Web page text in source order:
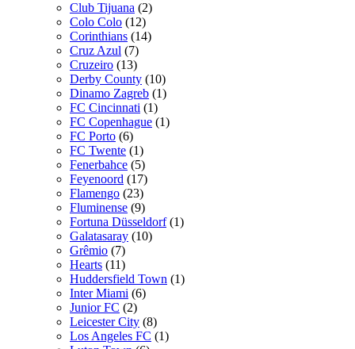
Club Tijuana (2)
Colo Colo (12)
Corinthians (14)
Cruz Azul (7)
Cruzeiro (13)
Derby County (10)
Dinamo Zagreb (1)
FC Cincinnati (1)
FC Copenhague (1)
FC Porto (6)
FC Twente (1)
Fenerbahce (5)
Feyenoord (17)
Flamengo (23)
Fluminense (9)
Fortuna Düsseldorf (1)
Galatasaray (10)
Grêmio (7)
Hearts (11)
Huddersfield Town (1)
Inter Miami (6)
Junior FC (2)
Leicester City (8)
Los Angeles FC (1)